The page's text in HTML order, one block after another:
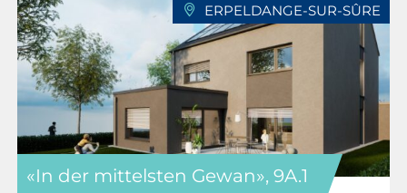
ERPELDANGE-SUR-SÛRE
«In der mittelsten Gewan», 9A.1